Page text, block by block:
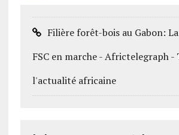
Filière forêt-bois au Gabon:
FSC en marche - Africtelegraph -
l'actualité africaine